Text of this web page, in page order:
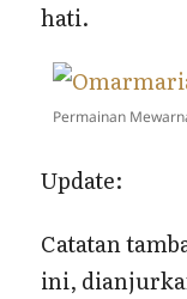
hati.
Permainan
Update:
Catatan
ini,